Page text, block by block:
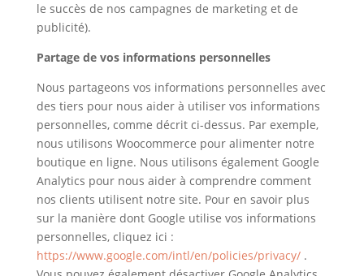
le succès de nos campagnes de marketing et de
publicité).
Partage de vos informations personnelles
Nous partageons vos informations personnelles avec
des tiers pour nous aider à utiliser vos informations
personnelles, comme décrit ci-dessus. Par exemple,
nous utilisons Woocommerce pour alimenter notre
boutique en ligne. Nous utilisons également Google
Analytics pour nous aider à comprendre comment
nos clients utilisent notre site. Pour en savoir plus
sur la manière dont Google utilise vos informations
personnelles, cliquez ici :
https://www.google.com/intl/en/policies/privacy/.